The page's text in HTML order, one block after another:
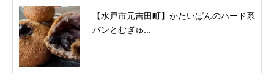
【水戸市元吉田町】かたいぱんのハード系
パンとむぎゅ...